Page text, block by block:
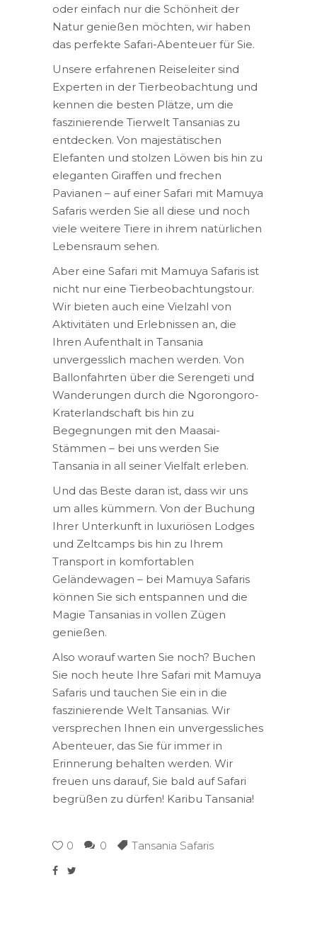
oder einfach nur die Schönheit der
Natur genießen möchten, wir haben
das perfekte Safari-Abenteuer für Sie.
Unsere erfahrenen Reiseleiter sind
Experten in der Tierbeobachtung und
kennen die besten Plätze, um die
faszinierende Tierwelt Tansanias zu
entdecken. Von majestätischen
Elefanten und stolzen Löwen bis hin zu
eleganten Giraffen und frechen
Pavianen – auf einer Safari mit Mamuya
Safaris werden Sie all diese und noch
viele weitere Tiere in ihrem natürlichen
Lebensraum sehen.
Aber eine Safari mit Mamuya Safaris ist
nicht nur eine Tierbeobachtungstour.
Wir bieten auch eine Vielzahl von
Aktivitäten und Erlebnissen an, die
Ihren Aufenthalt in Tansania
unvergesslich machen werden. Von
Ballonfahrten über die Serengeti und
Wanderungen durch die Ngorongoro-
Kraterlandschaft bis hin zu
Begegnungen mit den Maasai-
Stämmen – bei uns werden Sie
Tansania in all seiner Vielfalt erleben.
Und das Beste daran ist, dass wir uns
um alles kümmern. Von der Buchung
Ihrer Unterkunft in luxuriösen Lodges
und Zeltcamps bis hin zu Ihrem
Transport in komfortablen
Geländewagen – bei Mamuya Safaris
können Sie sich entspannen und die
Magie Tansanias in vollen Zügen
genießen.
Also worauf warten Sie noch? Buchen
Sie noch heute Ihre Safari mit Mamuya
Safaris und tauchen Sie ein in die
faszinierende Welt Tansanias. Wir
versprechen Ihnen ein unvergessliches
Abenteuer, das Sie für immer in
Erinnerung behalten werden. Wir
freuen uns darauf, Sie bald auf Safari
begrüßen zu dürfen! Karibu Tansania!
0 0 Tansania Safaris